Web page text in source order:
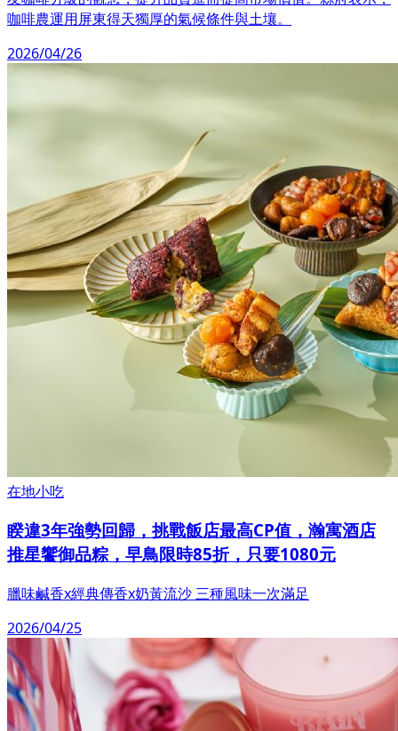
咖啡農運用屏東得天獨厚的氣候條件與土壤。
2026/04/26
在地小吃
睽違3年強勢回歸，挑戰飯店最高CP值，瀚寓酒店
推星饗御品粽，早鳥限時85折，只要1080元
臘味鹹香x經典傳香x奶黃流沙 三種風味一次滿足
2026/04/25